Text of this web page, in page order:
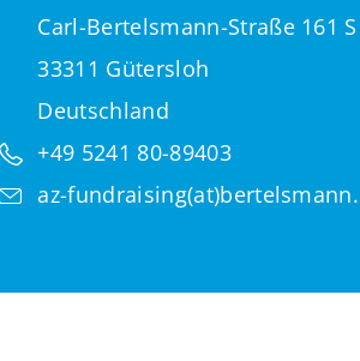
Carl-Bertelsmann-Straße 161 S
33311 Gütersloh
Deutschland
+49 5241 80-89403
az-